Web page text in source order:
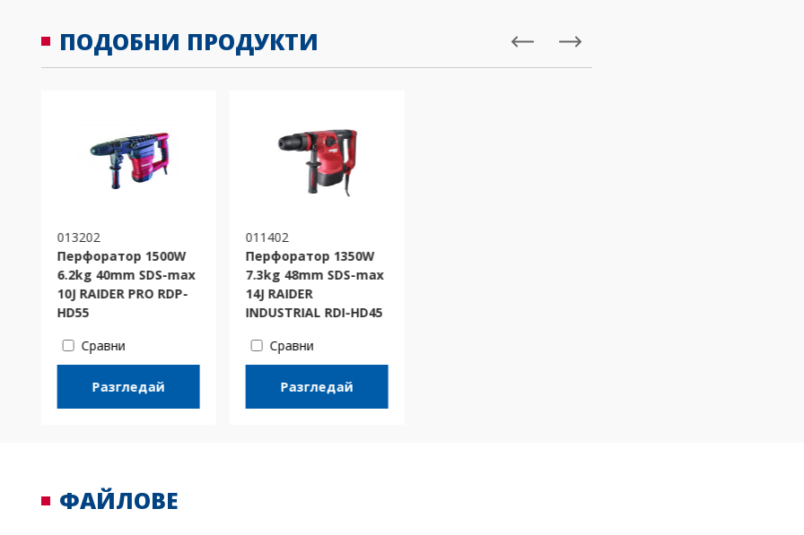
ПОДОБНИ ПРОДУКТИ
013202
Перфоратор 1500W
6.2kg 40mm SDS-max
10J RAIDER PRO RDP-
HD55
Сравни
Разгледай
011402
Перфоратор 1350W
7.3kg 48mm SDS-max
14J RAIDER
INDUSTRIAL RDI-HD45
Сравни
Разгледай
ФАЙЛОВЕ